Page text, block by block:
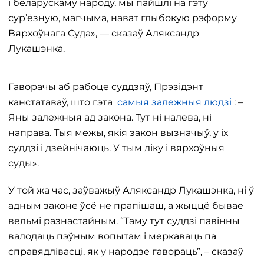
і беларускаму народу, мы пайшлі на гэту
сур’ёзную, магчыма, нават глыбокую рэформу
Вярхоўнага Суда», — сказаў Аляксандр
Лукашэнка.
Гаворачы аб рабоце суддзяў, Прэзідэнт
канстатаваў, што гэта самыя залежныя людзі : –
Яны залежныя ад закона. Тут ні налева, ні
направа. Тыя межы, якія закон вызначыў, у іх
суддзі і дзейнічаюць. У тым ліку і вярхоўныя
суды».
У той жа час, заўважыў Аляксандр Лукашэнка, ні ў
адным законе ўсё не прапішаш, а жыццё бывае
вельмі разнастайным. “Таму тут суддзі павінны
валодаць пэўным вопытам і меркаваць па
справядлівасці, як у народзе гавораць”, – сказаў